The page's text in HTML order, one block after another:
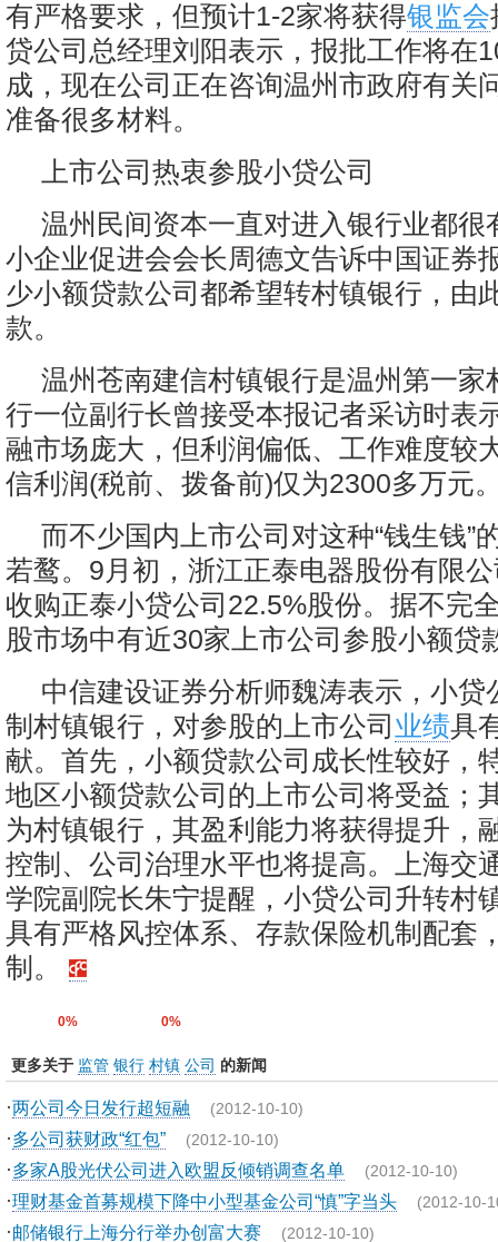
有严格要求，但预计1-2家将获得银监会
贷公司总经理刘阳表示，报批工作将在
成，现在公司正在咨询温州市政府有关
准备很多材料。
上市公司热衷参股小贷公司
温州民间资本一直对进入银行业都很
小企业促进会会长周德文告诉中国证券
少小额贷款公司都希望转村镇银行，由
款。
温州苍南建信村镇银行是温州第一家
行一位副行长曾接受本报记者采访时表
融市场庞大，但利润偏低、工作难度较
信利润(税前、拨备前)仅为2300多万元
而不少国内上市公司对这种“钱生钱”
若鹜。9月初，浙江正泰电器股份有限
收购正泰小贷公司22.5%股份。据不完
股市场中有近30家上市公司参股小额贷
中信建设证券分析师魏涛表示，小贷
制村镇银行，对参股的上市公司 业绩具
献。首先，小额贷款公司成长性较好，
地区小额贷款公司的上市公司将受益；
为村镇银行，其盈利能力将获得提升，
控制、公司治理水平也将提高。上海交
学院副院长朱宁提醒，小贷公司升转村
具有严格风控体系、存款保险机制配套
制。
0% 0%
更多关于 监管 银行 村镇 公司 的新闻
·两公司今日发行超短融 (2012-10-10)
·多公司获财政“红包” (2012-10-10)
·多家A股光伏公司进入欧盟反倾销调查名单 (2012-10-10)
·理财基金首募规模下降中小型基金公司“慎”字当头 (2012-10-
·邮储银行上海分行举办创富大赛 (2012-10-10)